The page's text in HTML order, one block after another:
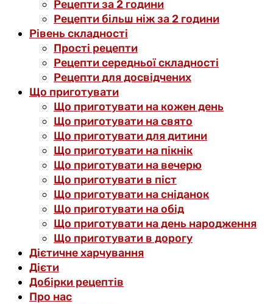
Рецепти за 2 години
Рецепти більш ніж за 2 години
Рівень складності
Прості рецепти
Рецепти середньої складності
Рецепти для досвідчених
Що приготувати
Що приготувати на кожен день
Що приготувати на свято
Що приготувати для дитини
Що приготувати на пікнік
Що приготувати на вечерю
Що приготувати в піст
Що приготувати на сніданок
Що приготувати на обід
Що приготувати на день народження
Що приготувати в дорогу
Дієтичне харчування
Дієти
Добірки рецептів
Про нас